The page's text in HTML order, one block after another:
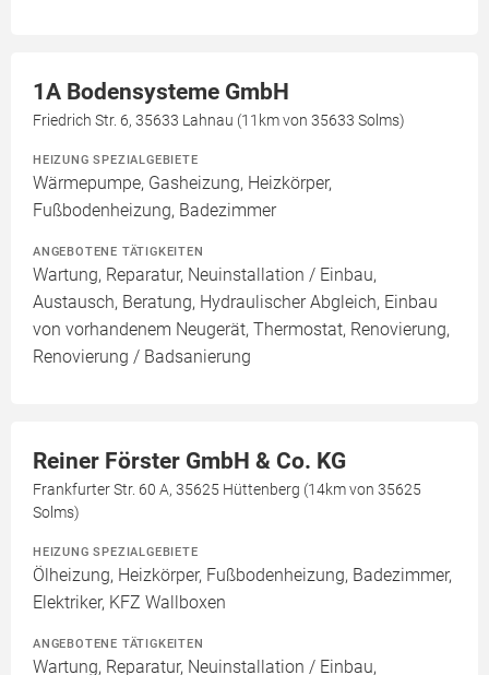
1A Bodensysteme GmbH
Friedrich Str. 6, 35633 Lahnau (11km von 35633 Solms)
HEIZUNG SPEZIALGEBIETE
Wärmepumpe, Gasheizung, Heizkörper,
Fußbodenheizung, Badezimmer
ANGEBOTENE TÄTIGKEITEN
Wartung, Reparatur, Neuinstallation / Einbau,
Austausch, Beratung, Hydraulischer Abgleich, Einbau
von vorhandenem Neugerät, Thermostat, Renovierung,
Renovierung / Badsanierung
Reiner Förster GmbH & Co. KG
Frankfurter Str. 60 A, 35625 Hüttenberg (14km von 35625
Solms)
HEIZUNG SPEZIALGEBIETE
Ölheizung, Heizkörper, Fußbodenheizung, Badezimmer,
Elektriker, KFZ Wallboxen
ANGEBOTENE TÄTIGKEITEN
Wartung, Reparatur, Neuinstallation / Einbau,